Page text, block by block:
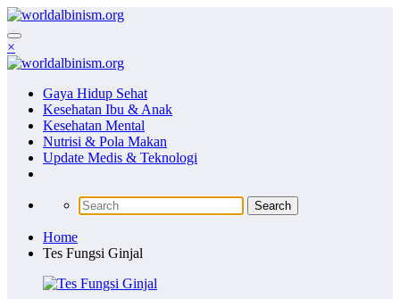
Skip
to
content
×
Gaya Hidup Sehat
Kesehatan Ibu & Anak
Kesehatan Mental
Nutrisi & Pola Makan
Update Medis & Teknologi
Home
Tes Fungsi Ginjal